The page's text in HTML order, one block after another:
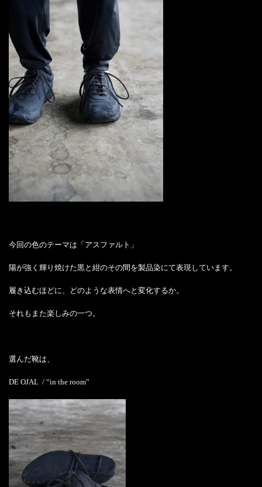
今回の色のテーマは「アスファルト」
陽が強く輝り焼けた黒と紺のその間を製品染にて表現しています。
履き込むほどに、どのような表情へと変化するか。
それもまた楽しみの一つ。
選んだ靴は、
DE OJAL / “in the room”